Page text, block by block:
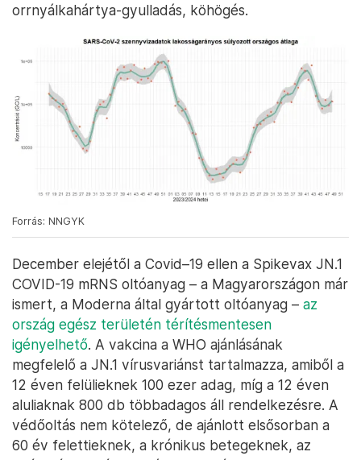
orrnyálkahártya-gyulladás, köhögés.
Forrás: NNGYK
December elejétől a Covid–19 ellen a Spikevax JN.1
COVID-19 mRNS oltóanyag – a Magyarországon már
ismert, a Moderna által gyártott oltóanyag – az
ország egész területén térítésmentesen
igényelhető. A vakcina a WHO ajánlásának
megfelelő a JN.1 vírusvariánst tartalmazza, amiből a
12 éven felülieknek 100 ezer adag, míg a 12 éven
aluliaknak 800 db többadagos áll rendelkezésre. A
védőoltás nem kötelező, de ajánlott elsősorban a
60 év felettieknek, a krónikus betegeknek, az